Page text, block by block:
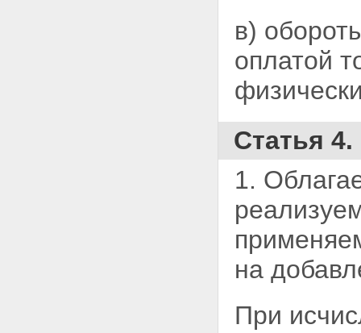
в)
оплатой
Статья
1.
на
При